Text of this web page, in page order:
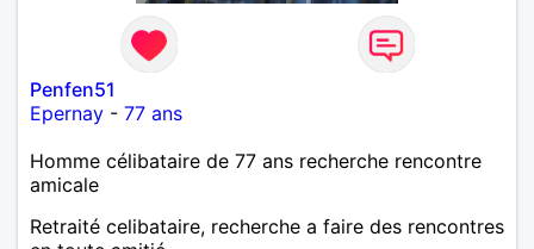
Penfen51
Epernay - 77 ans
Homme célibataire de 77 ans recherche rencontre
amicale
Retraité celibataire, recherche a faire des rencontres